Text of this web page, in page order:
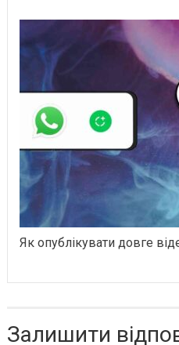
Як опублікувати довге
Залишити